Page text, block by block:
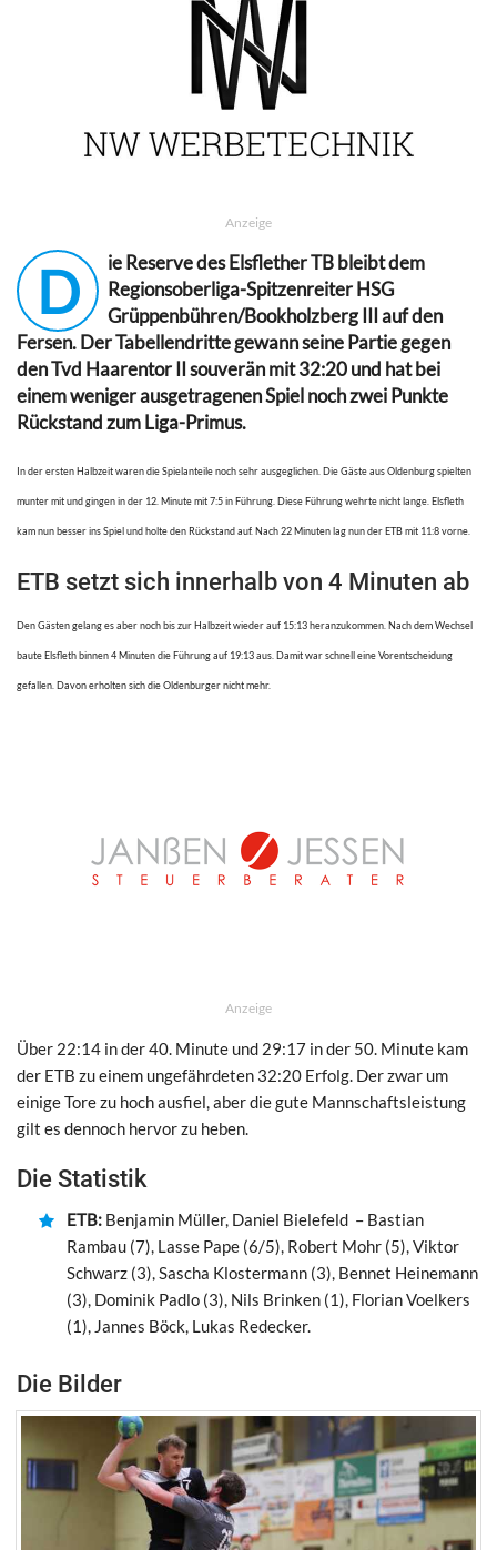
Anzeige
D
ie Reserve des Elsflether TB bleibt dem
Regionsoberliga-Spitzenreiter HSG
Grüppenbühren/Bookholzberg III auf den
Fersen. Der Tabellendritte gewann seine Partie gegen
den Tvd Haarentor II souverän mit 32:20 und hat bei
einem weniger ausgetragenen Spiel noch zwei Punkte
Rückstand zum Liga-Primus.
In der ersten Halbzeit waren die Spielanteile noch sehr ausgeglichen. Die Gäste aus Oldenburg spielten
munter mit und gingen in der 12. Minute mit 7:5 in Führung. Diese Führung wehrte nicht lange. Elsfleth
kam nun besser ins Spiel und holte den Rückstand auf. Nach 22 Minuten lag nun der ETB mit 11:8 vorne.
ETB setzt sich innerhalb von 4 Minuten ab
Den Gästen gelang es aber noch bis zur Halbzeit wieder auf 15:13 heranzukommen. Nach dem Wechsel
baute Elsfleth binnen 4 Minuten die Führung auf 19:13 aus. Damit war schnell eine Vorentscheidung
gefallen. Davon erholten sich die Oldenburger nicht mehr.
Anzeige
Über 22:14 in der 40. Minute und 29:17 in der 50. Minute kam
der ETB zu einem ungefährdeten 32:20 Erfolg. Der zwar um
einige Tore zu hoch ausfiel, aber die gute Mannschaftsleistung
gilt es dennoch hervor zu heben.
Die Statistik
ETB: Benjamin Müller, Daniel Bielefeld – Bastian
Rambau (7), Lasse Pape (6/5), Robert Mohr (5), Viktor
Schwarz (3), Sascha Klostermann (3), Bennet Heinemann
(3), Dominik Padlo (3), Nils Brinken (1), Florian Voelkers
(1), Jannes Böck, Lukas Redecker.
Die Bilder